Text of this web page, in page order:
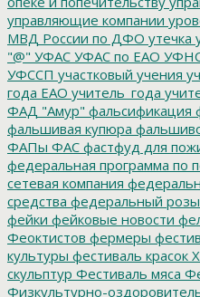
управляющие компании
МВД России по ДФО утечка
"@" УФАС УФАС по ЕАО
УФССП участковый учения
года ЕАО учитель_года
ФАД "Амур" фальсификация
фальшивая купюра
ФАПы ФАС фастфуд для
федеральная программа по
сетевая компания
средства федеральный
фейки фейковые новости
Феоктистов фермеры
культуры фестиваль красок
скульптур Фестиваль мяса
Физкультурно-